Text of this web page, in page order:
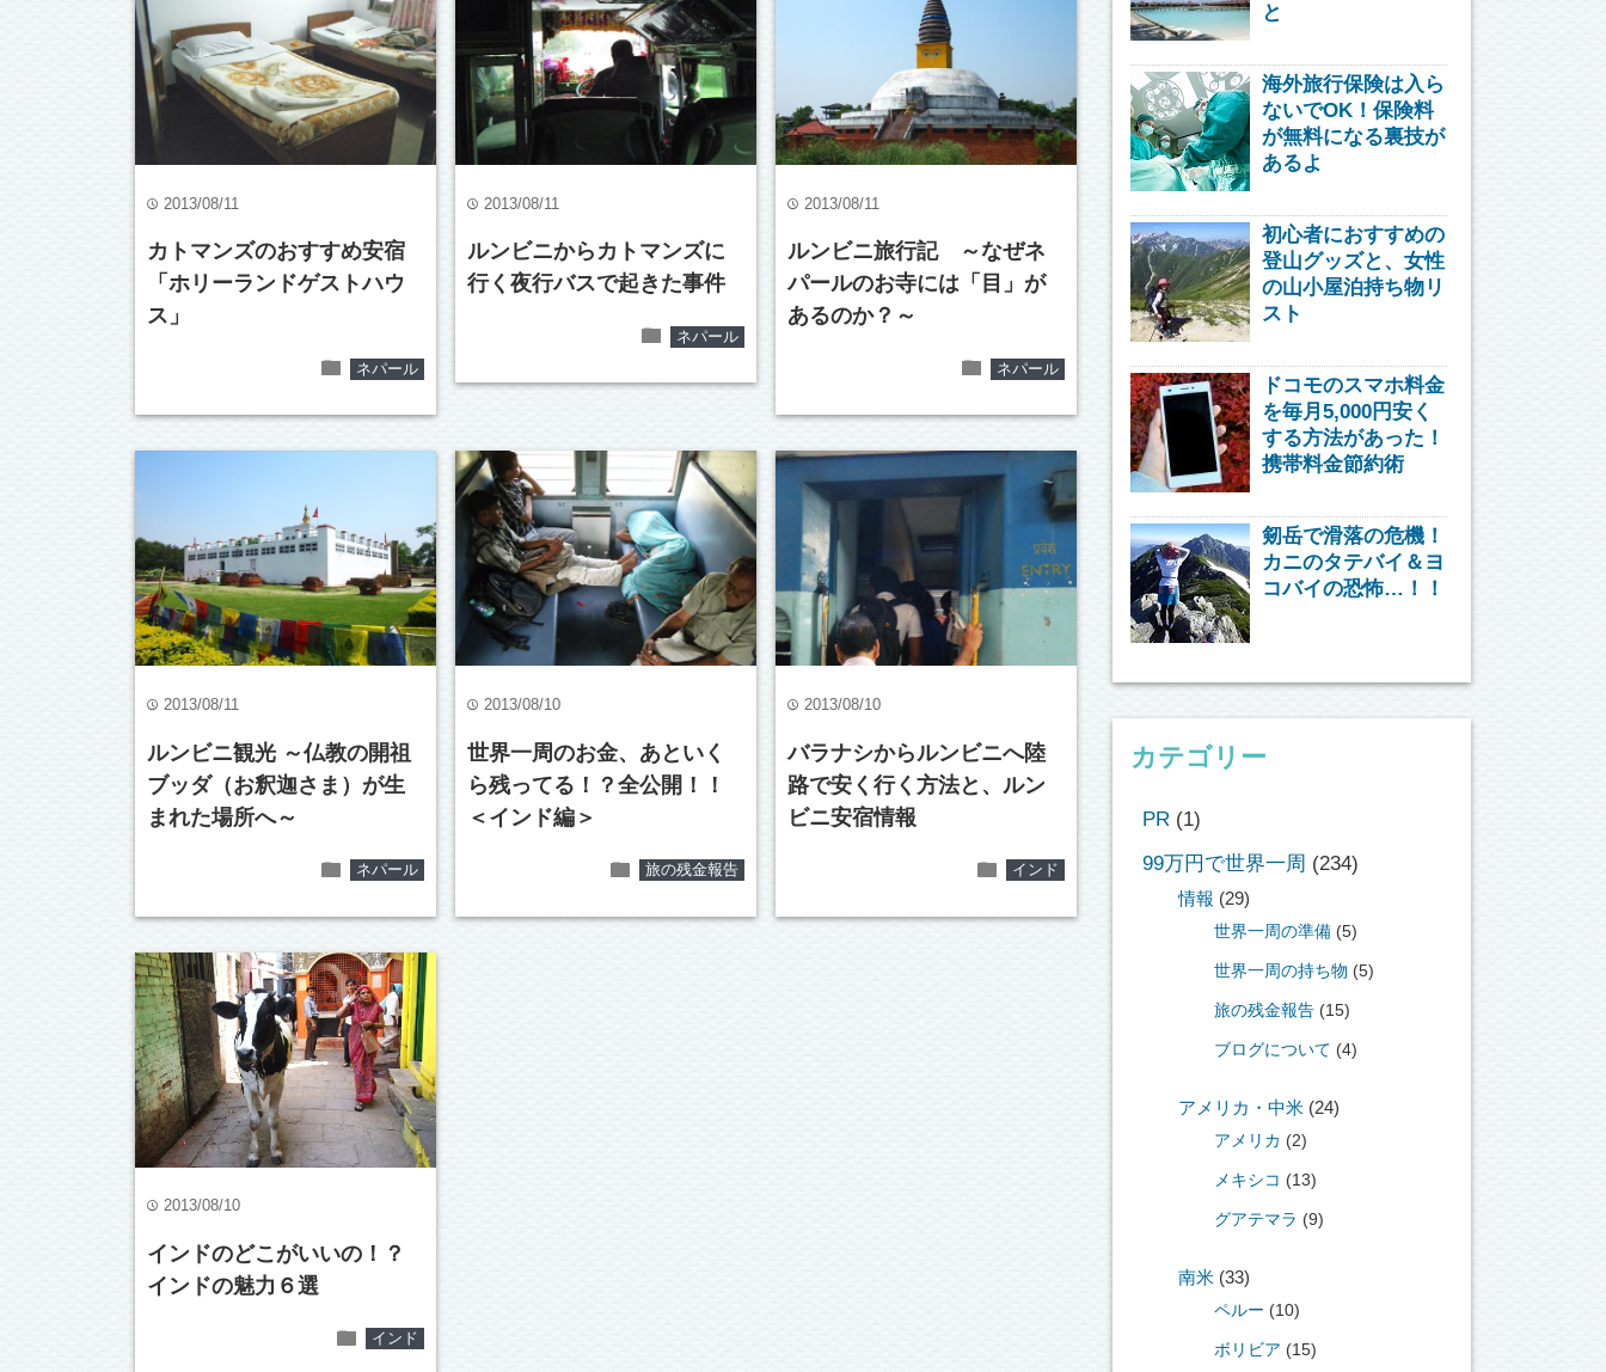
time 2013/08/11
カトマンズのおすすめ安宿
「ホリーランドゲストハウ
ス」
folder ネパール
time 2013/08/11
ルンビニからカトマンズに
行く夜行バスで起きた事件
folder ネパール
time 2013/08/11
ルンビニ旅行記 ～なぜネ
パールのお寺には「目」が
あるのか？～
folder ネパール
time 2013/08/11
ルンビニ観光 ～仏教の開祖
ブッダ（お釈迦さま）が生
まれた場所へ～
folder ネパール
time 2013/08/10
世界一周のお金、あといく
ら残ってる！？全公開！！
＜インド編＞
folder 旅の残金報告
time 2013/08/10
バラナシからルンビニへ陸
路で安く行く方法と、ルン
ビニ安宿情報
folder インド
time 2013/08/10
インドのどこがいいの！？
インドの魅力６選
folder インド
と
海外旅行保険は入ら
ないでOK！保険料
が無料になる裏技が
あるよ
初心者におすすめの
登山グッズと、女性
の山小屋泊持ち物リ
スト
ドコモのスマホ料金
を毎月5,000円安く
する方法があった！
携帯料金節約術
剱岳で滑落の危機！
カニのタテバイ＆ヨ
コバイの恐怖…！！
カテゴリー
PR (1)
99万円で世界一周 (234)
情報 (29)
世界一周の準備 (5)
世界一周の持ち物 (5)
旅の残金報告 (15)
ブログについて (4)
アメリカ・中米 (24)
アメリカ (2)
メキシコ (13)
グアテマラ (9)
南米 (33)
ペルー (10)
ボリビア (15)